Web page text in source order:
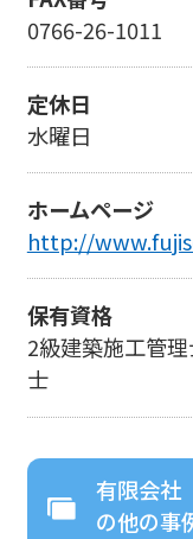
0766-26-1011
定休日
水曜日
ホームページ
http://
保有資格
2級建築施工管
士
有限会
の他の事